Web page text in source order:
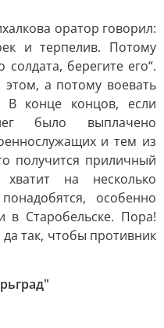
оратор говорил:
и терпелив. Потому
берегите его“.
а потому воевать
В конце концов, если
было выплачено
и тем из
получится приличный
на несколько
особенно
в Старобельске. Пора!
так, чтобы противник